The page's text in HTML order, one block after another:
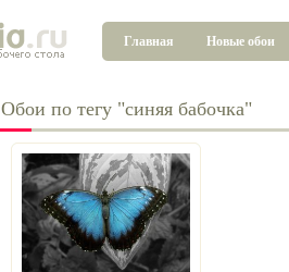
Главная Новые обои
Обои по тегу "синяя бабочка"